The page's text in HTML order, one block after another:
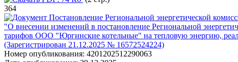
364
Постановление Региональной энергетической
"О внесении изменений в постановление Региональной
тарифов ООО "Юргинские котельные" на тепловую энергию,
(Зарегистрирован 21.12.2025 № 16572524224)
Номер опубликования: 4201202512290063